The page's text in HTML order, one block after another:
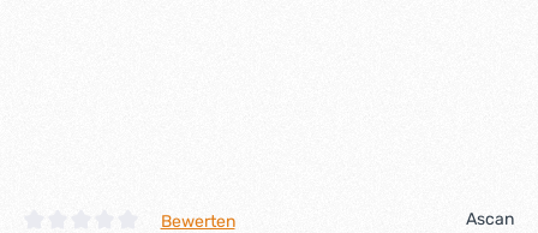
Bewerten Ascan